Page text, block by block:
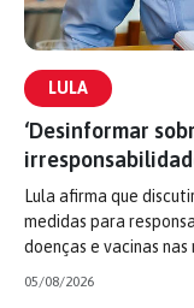
LULA
‘Desinformar
Lula afirma que
medidas para
doenças e vacinas nas
05/08/2026